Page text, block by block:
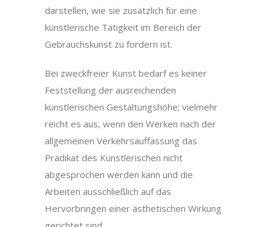
darstellen, wie sie zusätzlich für eine
künstlerische Tätigkeit im Bereich der
Gebrauchskunst zu fordern ist.
Bei zweckfreier Kunst bedarf es keiner
Feststellung der ausreichenden
künstlerischen Gestaltungshöhe; vielmehr
reicht es aus, wenn den Werken nach der
allgemeinen Verkehrsauffassung das
Prädikat des Künstlerischen nicht
abgesprochen werden kann und die
Arbeiten ausschließlich auf das
Hervorbringen einer ästhetischen Wirkung